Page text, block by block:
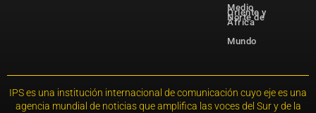
Medio
Oriente y
Norte de
África
Mundo
IPS es una institución internacional de comunicación cuyo eje es una
agencia mundial de noticias que amplifica las voces del Sur y de la